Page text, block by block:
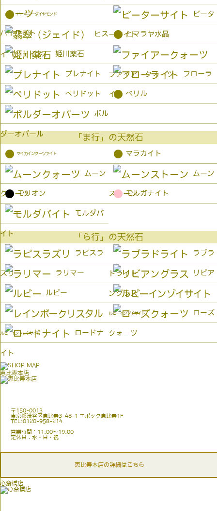
パイライト
● ハーキマーダイヤモンド ピータ
ーサイト
ヒス
イ（ジェイド）
● ヒマラヤ水晶
姫川薬石
ファイアークォーツ
プレナイト フローラ
イト
ペリドット ● ベリル
ボル
ダーオパール 「ま行」の天然石
● マイカインクーツァイト ● マラカイト
ムーン
クォーツ
ムーン
ストーン
● モリオン ● モルガナイト
モルダバ
イト 「ら行」の天然石
ラピスラ
ズリ
ラブラ
ドライト
ラリマー リビア
ングラス
ルビー
ルビーインゾイサイト
ルビーインフックサイト
ローズ
クォーツ
ロードナ
イト
恵比寿本店
〒150-0013
東京都渋谷区恵比寿3-48-1 エポック恵比寿1F
TEL:0120-958-214
営業時間：11:00〜19:00
定休日：水・日・祝
恵比寿本店の詳細はこちら
心斎橋店